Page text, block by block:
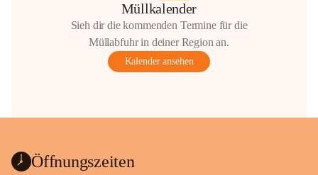
Müllkalender
Sieh dir die kommenden Termine für die
Müllabfuhr in deiner Region an.
Kalender ansehen
Öffnungszeiten